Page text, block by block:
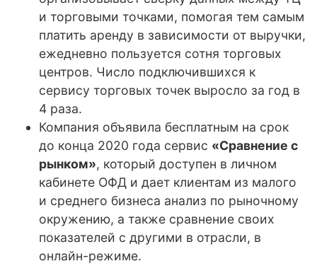
и торговыми точками, помогая тем самым
платить аренду в зависимости от выручки,
ежедневно пользуется сотня торговых
центров. Число подключившихся к
сервису торговых точек выросло за год в
4 раза.
Компания объявила бесплатным на срок
до конца 2020 года сервис «Сравнение с
рынком», который доступен в личном
кабинете ОФД и дает клиентам из малого
и среднего бизнеса анализ по рыночному
окружению, а также сравнение своих
показателей с другими в отрасли, в
онлайн-режиме.